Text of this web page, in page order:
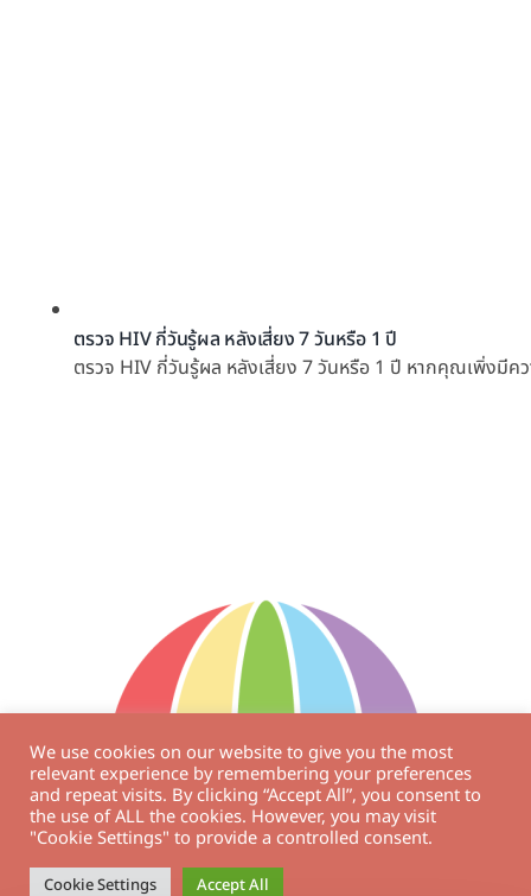
ตรวจ HIV กี่วันรู้ผล หลังเสี่ยง 7 วันหรือ 1 ปี
ตรวจ HIV กี่วันรู้ผล หลังเสี่ยง 7 วันหรือ 1 ปี หากคุณเพิ่งมีค
We use cookies on our website to give you the most
relevant experience by remembering your preferences
and repeat visits. By clicking “Accept All”, you consent to
the use of ALL the cookies. However, you may visit
"Cookie Settings" to provide a controlled consent.
Cookie Settings Accept All